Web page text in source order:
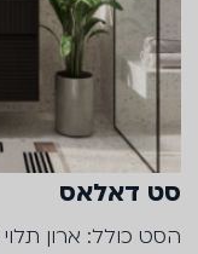
סט דאלאס